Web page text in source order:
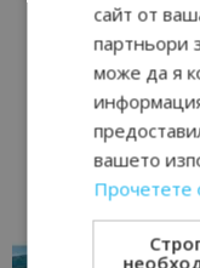
сайт от
партньори
може да я
вашето